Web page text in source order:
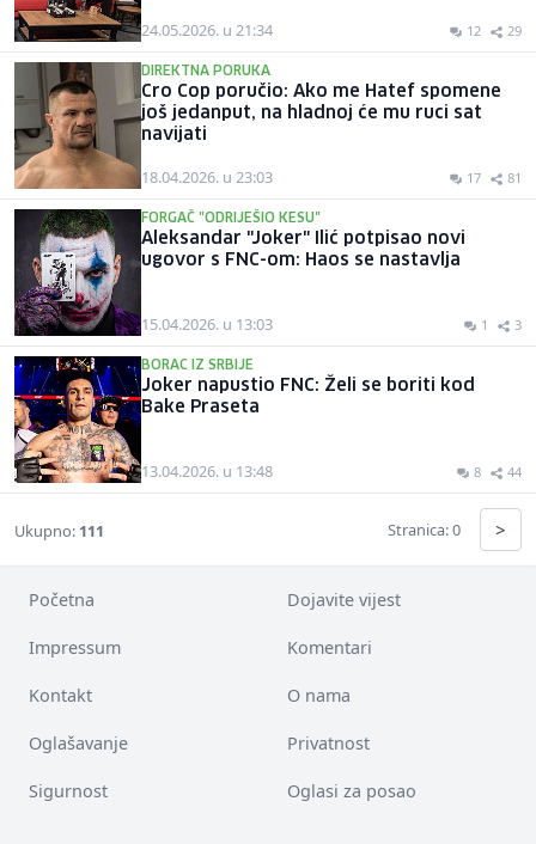
24.05.2026. u 21:34 12 29
DIREKTNA PORUKA
Cro Cop poručio: Ako me Hatef spomene
još jedanput, na hladnoj će mu ruci sat
navijati
18.04.2026. u 23:03 17 81
FORGAČ "ODRIJEŠIO KESU"
Aleksandar "Joker" Ilić potpisao novi
ugovor s FNC-om: Haos se nastavlja
15.04.2026. u 13:03 1 3
BORAC IZ SRBIJE
Joker napustio FNC: Želi se boriti kod
Bake Praseta
13.04.2026. u 13:48 8 44
Ukupno: 111 Stranica: 0 >
Početna Dojavite vijest
Impressum Komentari
Kontakt O nama
Oglašavanje Privatnost
Sigurnost Oglasi za posao